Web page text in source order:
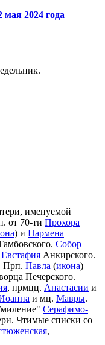
2024 года
именуемой
от 70-ти Прохора
) и Пармена
Собор
Евстафия Анкирского.
Прп. Павла (икона)
Печерского.
, прмцц. Анастасии и
и мц. Мавры.
Серафимо-
Чтимые списки со
,